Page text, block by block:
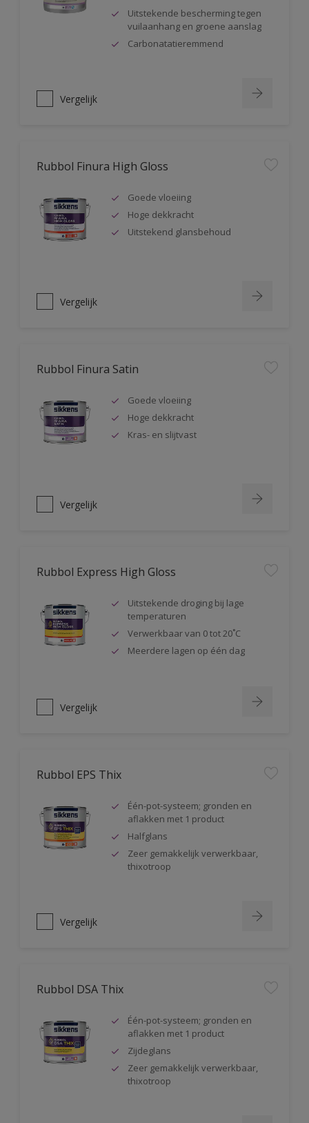
Uitstekende bescherming tegen
vuilaanhang en groene aanslag
Carbonatatieremmend
Vergelijk
Rubbol Finura High Gloss
Goede vloeiing
Hoge dekkracht
Uitstekend glansbehoud
Vergelijk
Rubbol Finura Satin
Goede vloeiing
Hoge dekkracht
Kras- en slijtvast
Vergelijk
Rubbol Express High Gloss
Uitstekende droging bij lage
temperaturen
Verwerkbaar van 0 tot 20˚C
Meerdere lagen op één dag
Vergelijk
Rubbol EPS Thix
Één-pot-systeem; gronden en
aflakken met 1 product
Halfglans
Zeer gemakkelijk verwerkbaar,
thixotroop
Vergelijk
Rubbol DSA Thix
Één-pot-systeem; gronden en
aflakken met 1 product
Zijdeglans
Zeer gemakkelijk verwerkbaar,
thixotroop